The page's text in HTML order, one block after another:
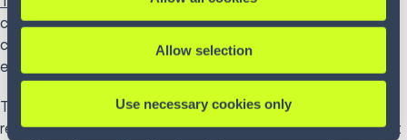
Allow selection
Use necessary cookies only
consumer and small business goods, specializing in
commercial and farm attachments, loading ramps, fitness
equipment and various outdoor items.
The company was experiencing exponential growth, with
revenue projected to triple over the next five years. To meet